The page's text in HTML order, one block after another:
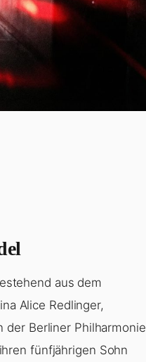
aus dem
Alice Redlinger,
Berliner Philharmonie
fünfjährigen Sohn